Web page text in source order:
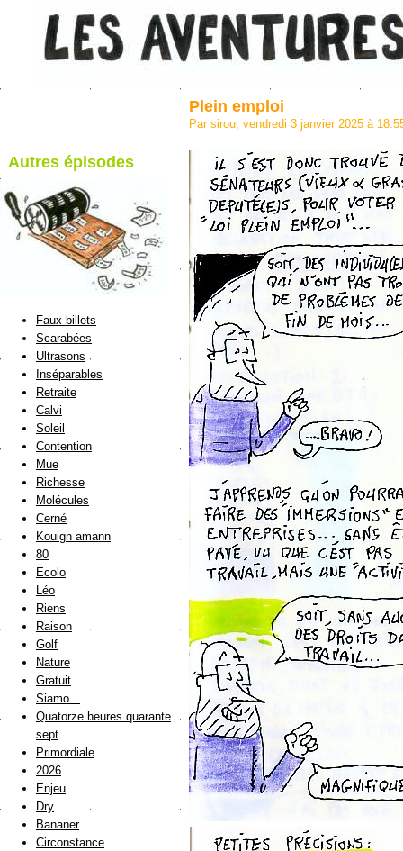
blog de Sirou
Plein emploi
Par sirou, vendredi 3 janvier 2025 à
Autres épisodes
Faux billets
Scarabées
Ultrasons
Inséparables
Retraite
Calvi
Soleil
Contention
Mue
Richesse
Molécules
Cerné
Kouign amann
80
Ecolo
Léo
Riens
Raison
Golf
Nature
Gratuit
Siamo...
Quatorze heures quarante
sept
Primordiale
2026
Enjeu
Dry
Bananer
Circonstance